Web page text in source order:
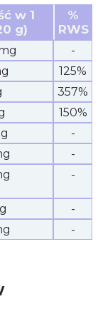
w 1
g)
%
RWS
-
125%
357%
150%
-
-
-
-
-